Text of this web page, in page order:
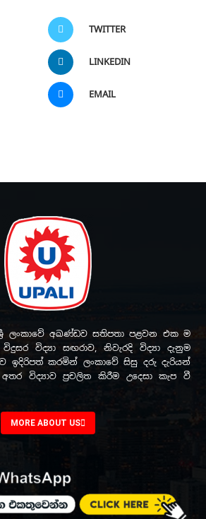
TWITTER
LINKEDIN
EMAIL
ලංකාවේ අඛණ්ඩව සතිපතා පළවන එක ම
විද්‍යා සඟරාව, නිවැරදි විද්‍යා දැනුම
ඉදිරිපත් කරමින් ලංකාවේ සිසු දරු දැරියන්
විද්‍යාව ප්‍රචලිත කිරීම උදෙසා කැප වී
MORE ABOUT US